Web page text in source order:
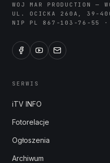
WOJ MAR PRODUCTION —
UL. OCICKA 260A, 39-400
NIP PL 867-103-76-55 ·
SERWIS
iTV INFO
Fotorelacje
Ogłoszenia
Archiwum